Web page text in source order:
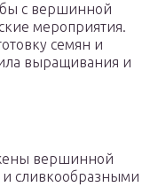
с вершинной
мероприятия.
семян и
выращивания и
вершинной
сливкообразными